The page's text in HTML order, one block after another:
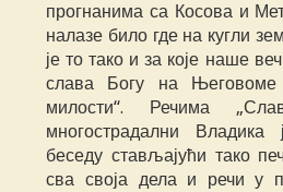
прогнанима са Косова и
налазе било где на кугли
је то тако и за које наше
слава Богу на
милости“. Речима
многострадални
беседу стављајући тако
сва своја дела и речи у